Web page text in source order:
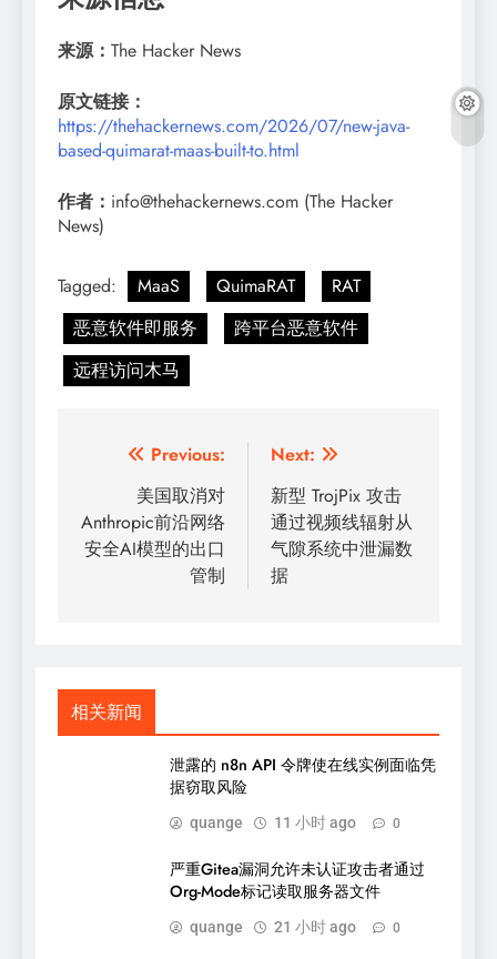
来源： The Hacker News
原文链接：
https://thehackernews.com/2026/07/new-java-
based-quimarat-maas-built-to.html
作者： info@thehackernews.com (The Hacker
News)
Tagged: MaaS QuimaRAT
RAT
恶意软件即服务
跨平台恶意软件
远程访问木马
导
Previous:
美国取消对
Anthropic前沿网络
安全AI模型的出口
管制
Next:
新型 TrojPix 攻击
通过视频线辐射从
气隙系统中泄漏数
据
相关新闻
泄露的 n8n API 令牌使在线实例面临凭
据窃取风险
quange 11 小时 ago 0
严重Gitea漏洞允许未认证攻击者通过
Org-Mode标记读取服务器文件
quange 21 小时 ago 0